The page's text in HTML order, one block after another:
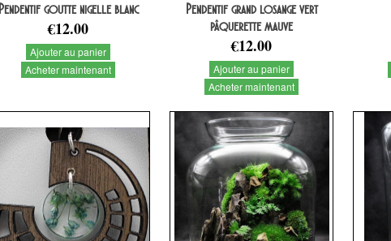
Pendentif goutte nigelle blanc
€12.00
Ajouter au panier
Acheter maintenant
Pendentif grand losange vert
pâquerette mauve
€12.00
Ajouter au panier
Acheter maintenant